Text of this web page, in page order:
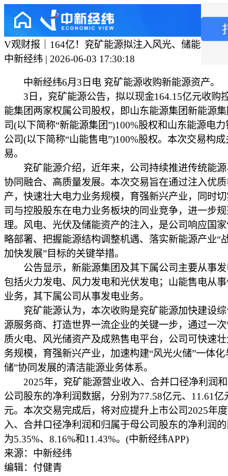
V观财报｜164亿！兖矿能源拟注入风光、储能资产
中新经纬 | 2026-06-03 17:30:18
中新经纬6月3日电 兖矿能源收购新能源资产。
3日，兖矿能源公告，拟以现金164.15亿元收购
能集团两家权属公司股权，即山东能源集团新能源
司(以下简称“新能源集团”)100%股权和山东能源电
公司(以下简称“山能售电”)100%股权。本次交易构
易。
兖矿能源介绍，近年来，公司持续推进传统能源
协同融合、高质量发展。本次交易旨在通过注入优
产，快速壮大电力业务规模，育强新兴产业，同时
司与控股股东在电力业务板块的同业竞争，进一步
理。风电、光伏及储能资产的注入，是公司响应国家
略部署、把握能源结构调整机遇、落实新能源产业“
加快发展”目标的关键举措。
公告显示，新能源集团及其下属公司主要从事发
包括火力发电、风力发电和光伏发电；山能售电从
业务，其下属公司从事发电业务。
兖矿能源认为，本次收购是兖矿能源加快建设综
源服务商、打造世界一流企业的关键一步，通过一
质火电、风光储资产及成熟售电平台，公司可快速
务规模，育强新兴产业，加速构建“风光火储”一体化
储”协同发展的清洁能源业务体系。
2025年，兖矿能源营业收入、合并口径净利润
公司股东的净利润数据，分别为77.58亿元、11.61亿
元。本次交易完成后，将对应提升上市公司2025年
入、合并口径净利润和归属于母公司股东的净利润
为5.35%、8.16%和11.43%。(中新经纬APP)
来源：中新经纬
编辑：付健青